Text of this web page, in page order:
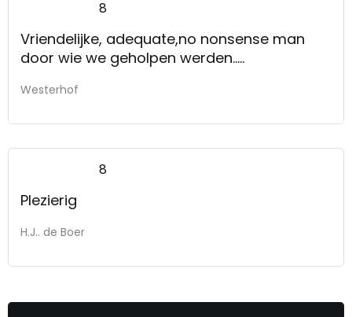
8
Vriendelijke, adequate,no nonsense man
door wie we geholpen werden.....
Westerhof
8
Plezierig
H.J.. de Boer